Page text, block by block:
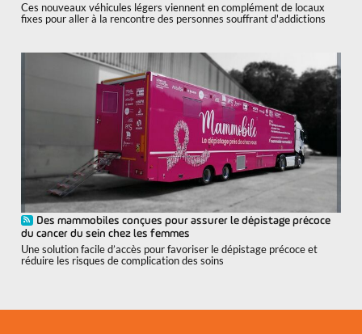
Ces nouveaux véhicules légers viennent en complément de locaux
fixes pour aller à la rencontre des personnes souffrant d'addictions
Des mammobiles conçues pour assurer le dépistage précoce
du cancer du sein chez les femmes
Une solution facile d’accès pour favoriser le dépistage précoce et
réduire les risques de complication des soins